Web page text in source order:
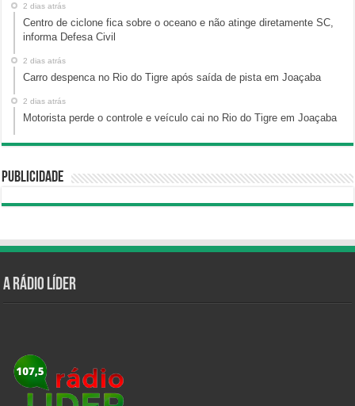
2 dias atrás
Centro de ciclone fica sobre o oceano e não atinge diretamente SC,
informa Defesa Civil
2 dias atrás
Carro despenca no Rio do Tigre após saída de pista em Joaçaba
2 dias atrás
Motorista perde o controle e veículo cai no Rio do Tigre em Joaçaba
Publicidade
A Rádio Líder